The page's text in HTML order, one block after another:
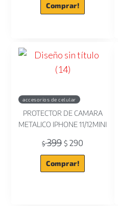
Comprar!
accesorios de celular
PROTECTOR DE CAMARA
METALICO IPHONE 11/12MINI
$399 $ 290
Comprar!